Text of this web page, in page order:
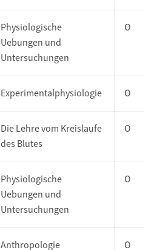
Physiologische
Uebungen und
Untersuchungen
O
Experimentalphysiologie O
Die Lehre vom Kreislaufe
des Blutes
O
Physiologische
Uebungen und
Untersuchungen
O
Anthropologie O